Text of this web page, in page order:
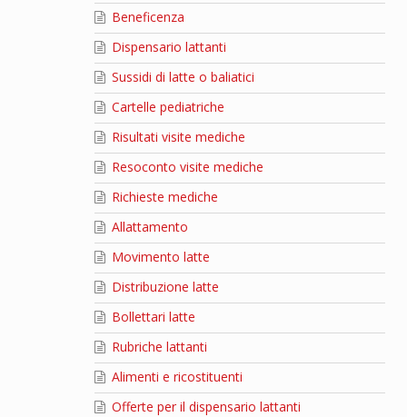
Beneficenza
Dispensario lattanti
Sussidi di latte o baliatici
Cartelle pediatriche
Risultati visite mediche
Resoconto visite mediche
Richieste mediche
Allattamento
Movimento latte
Distribuzione latte
Bollettari latte
Rubriche lattanti
Alimenti e ricostituenti
Offerte per il dispensario lattanti